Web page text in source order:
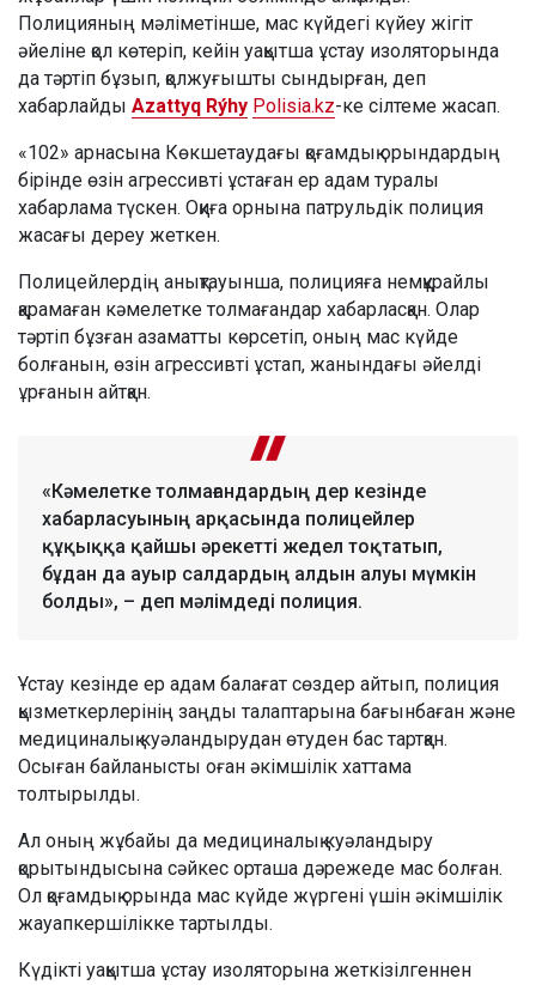
Полицияның мәліметінше, мас күйдегі күйеу жігіт
әйеліне қол көтеріп, кейін уақытша ұстау изоляторында
да тәртіп бұзып, қолжуғышты сындырған, деп
хабарлайды Azattyq Rýhy Polisia.kz-ке сілтеме жасап.
«102» арнасына Көкшетаудағы қоғамдық орындардың
бірінде өзін агрессивті ұстаған ер адам туралы
хабарлама түскен. Оқиға орнына патрульдік полиция
жасағы дереу жеткен.
Полицейлердің анықтауынша, полицияға немқұрайлы
қарамаған кәмелетке толмағандар хабарласқан. Олар
тәртіп бұзған азаматты көрсетіп, оның мас күйде
болғанын, өзін агрессивті ұстап, жанындағы әйелді
ұрғанын айтқан.
«Кәмелетке толмағандардың дер кезінде
хабарласуының арқасында полицейлер
құқыққа қайшы әрекетті жедел тоқтатып,
бұдан да ауыр салдардың алдын алуы мүмкін
болды», – деп мәлімдеді полиция.
Ұстау кезінде ер адам балағат сөздер айтып, полиция
қызметкерлерінің заңды талаптарына бағынбаған және
медициналық куәландырудан өтуден бас тартқан.
Осыған байланысты оған әкімшілік хаттама
толтырылды.
Ал оның жұбайы да медициналық куәландыру
қорытындысына сәйкес орташа дәрежеде мас болған.
Ол қоғамдық орында мас күйде жүргені үшін әкімшілік
жауапкершілікке тартылды.
Күдікті уақытша ұстау изоляторына жеткізілгеннен